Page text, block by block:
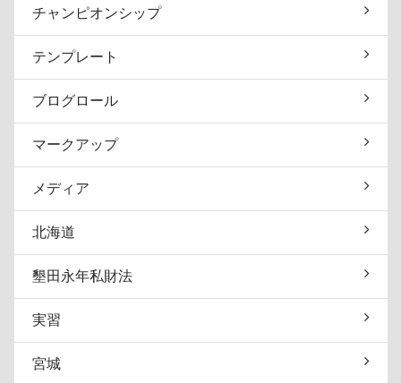
チャンピオンシップ
テンプレート
ブログロール
マークアップ
メディア
北海道
墾田永年私財法
実習
宮城